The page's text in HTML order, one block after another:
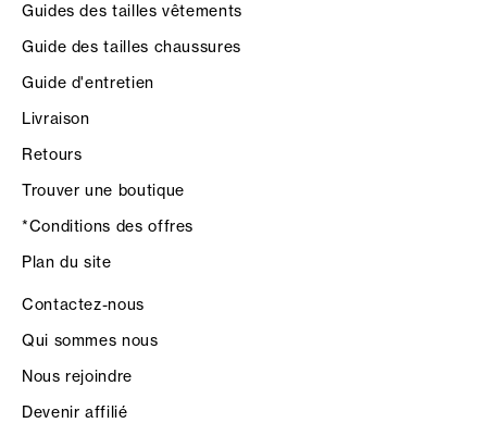
Guides des tailles vêtements
Guide des tailles chaussures
Guide d'entretien
Livraison
Retours
Trouver une boutique
*Conditions des offres
Plan du site
Contactez-nous
Qui sommes nous
Nous rejoindre
Devenir affilié